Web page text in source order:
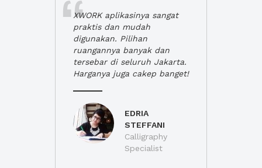
XWORK aplikasinya sangat
praktis dan mudah
digunakan. Pilihan
ruangannya banyak dan
tersebar di seluruh Jakarta.
Harganya juga cakep banget!
EDRIA
STEFFANI
Calligraphy
Specialist